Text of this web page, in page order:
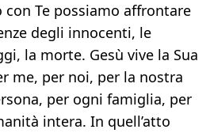
con Te possiamo affrontare
degli innocenti, le
la morte. Gesù vive la Sua
me, per noi, per la nostra
per ogni famiglia, per
intera. In quell’atto